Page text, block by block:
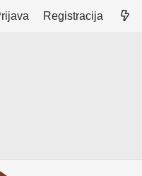
Registracija